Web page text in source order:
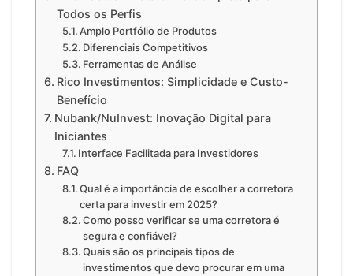
Todos os Perfis
Amplo Portfólio de Produtos
Diferenciais Competitivos
Ferramentas de Análise
Rico Investimentos: Simplicidade e Custo-
Benefício
Nubank/NuInvest: Inovação Digital para
Iniciantes
Interface Facilitada para Investidores
FAQ
Qual é a importância de escolher a corretora
certa para investir em 2025?
Como posso verificar se uma corretora é
segura e confiável?
Quais são os principais tipos de
investimentos que devo procurar em uma